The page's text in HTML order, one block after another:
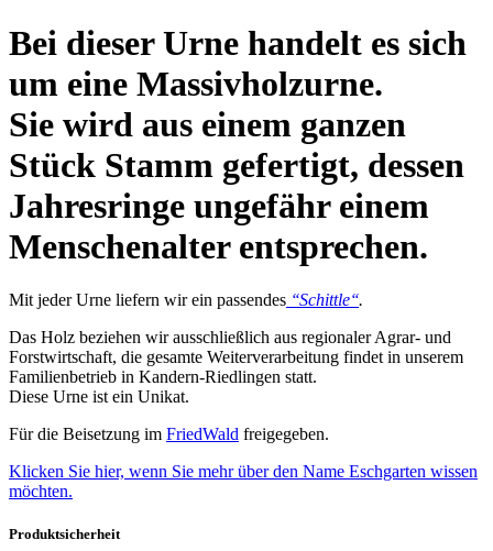
Bei dieser Urne handelt es sich
um eine Massivholzurne.
Sie wird aus einem ganzen
Stück Stamm gefertigt, dessen
Jahresringe ungefähr einem
Menschenalter entsprechen.
Mit jeder Urne liefern wir ein passendes ‘‘Schittle‘‘.
Das Holz beziehen wir ausschließlich aus regionaler Agrar- und
Forstwirtschaft, die gesamte Weiterverarbeitung findet in unserem
Familienbetrieb in Kandern-Riedlingen statt.
Diese Urne ist ein Unikat.
Für die Beisetzung im FriedWald freigegeben.
Klicken Sie hier, wenn Sie mehr über den Name Eschgarten wissen
möchten.
Produktsicherheit